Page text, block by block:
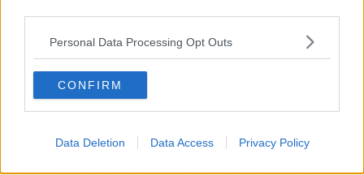
Personal Data Processing Opt Outs
CONFIRM
Data Deletion Data Access Privacy Policy
dedicarsi all'impegno da europarlamentare.